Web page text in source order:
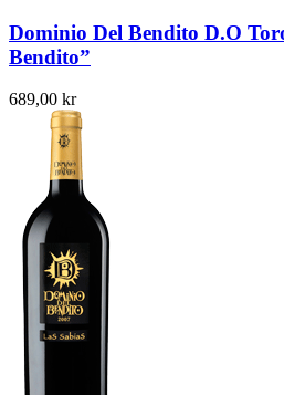
Dominio Del Bendito D.O
Bendito”
689,00 kr